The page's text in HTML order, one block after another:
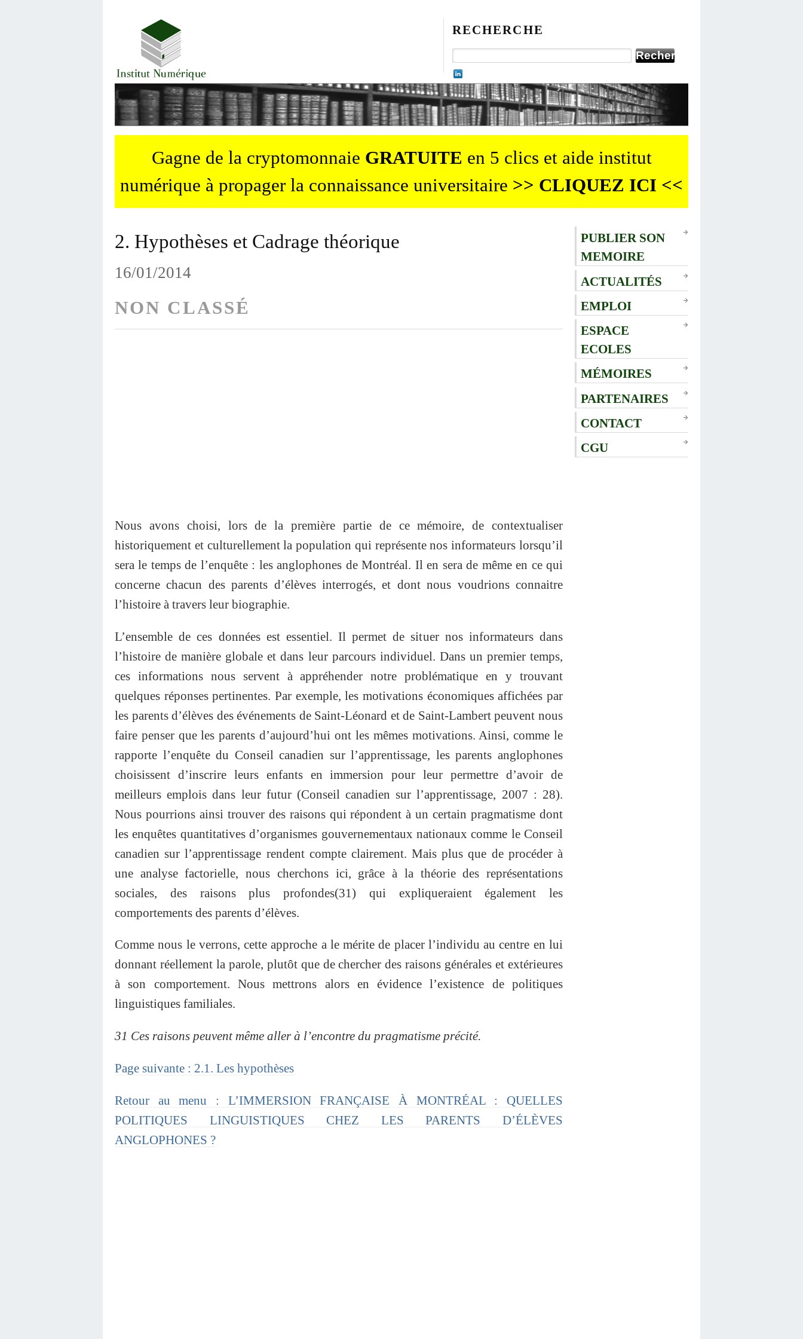
RECHERCHE
Gagne de la cryptomonnaie GRATUITE en 5 clics et aide institut
numérique à propager la connaissance universitaire >> CLIQUEZ ICI <<
2. Hypothèses et Cadrage théorique
16/01/2014
NON CLASSÉ
Nous avons choisi, lors de la première partie de ce mémoire, de contextualiser
historiquement et culturellement la population qui représente nos informateurs lorsqu’il
sera le temps de l’enquête : les anglophones de Montréal. Il en sera de même en ce qui
concerne chacun des parents d’élèves interrogés, et dont nous voudrions connaitre
l’histoire à travers leur biographie.
L’ensemble de ces données est essentiel. Il permet de situer nos informateurs dans
l’histoire de manière globale et dans leur parcours individuel. Dans un premier temps,
ces informations nous servent à appréhender notre problématique en y trouvant
quelques réponses pertinentes. Par exemple, les motivations économiques affichées par
les parents d’élèves des événements de Saint-Léonard et de Saint-Lambert peuvent nous
faire penser que les parents d’aujourd’hui ont les mêmes motivations. Ainsi, comme le
rapporte l’enquête du Conseil canadien sur l’apprentissage, les parents anglophones
choisissent d’inscrire leurs enfants en immersion pour leur permettre d’avoir de
meilleurs emplois dans leur futur (Conseil canadien sur l’apprentissage, 2007 : 28).
Nous pourrions ainsi trouver des raisons qui répondent à un certain pragmatisme dont
les enquêtes quantitatives d’organismes gouvernementaux nationaux comme le Conseil
canadien sur l’apprentissage rendent compte clairement. Mais plus que de procéder à
une analyse factorielle, nous cherchons ici, grâce à la théorie des représentations
sociales, des raisons plus profondes(31) qui expliqueraient également les
comportements des parents d’élèves.
Comme nous le verrons, cette approche a le mérite de placer l’individu au centre en lui
donnant réellement la parole, plutôt que de chercher des raisons générales et extérieures
à son comportement. Nous mettrons alors en évidence l’existence de politiques
linguistiques familiales.
31 Ces raisons peuvent même aller à l’encontre du pragmatisme précité.
Page suivante : 2.1. Les hypothèses
Retour au menu : L’IMMERSION FRANÇAISE À MONTRÉAL : QUELLES
POLITIQUES LINGUISTIQUES CHEZ LES PARENTS D’ÉLÈVES
ANGLOPHONES ?
PUBLIER SON
MEMOIRE
ACTUALITÉS
EMPLOI
ESPACE
ECOLES
MÉMOIRES
PARTENAIRES
CONTACT
CGU